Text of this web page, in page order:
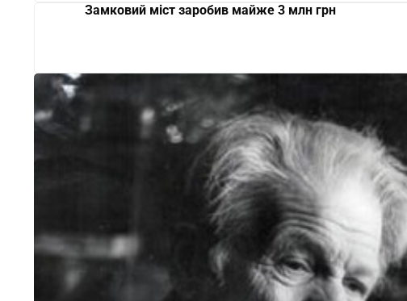
Замковий міст заробив майже 3 млн грн